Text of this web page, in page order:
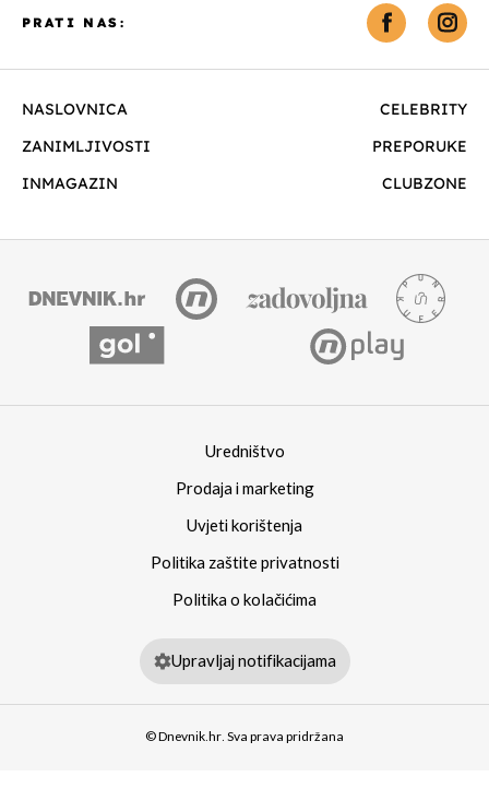
NASLOVNICA
CELEBRITY
ZANIMLJIVOSTI
PREPORUKE
INMAGAZIN
CLUBZONE
PRATI NAS:
Uredništvo
Prodaja i marketing
Uvjeti korištenja
Politika zaštite privatnosti
Politika o kolačićima
Upravljaj notifikacijama
© Dnevnik.hr. Sva prava pridržana